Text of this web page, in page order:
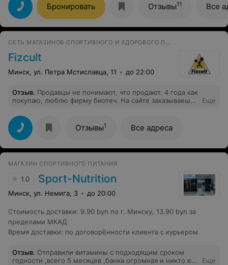
Бронировать Отзывы11 Все
Fizcult
Минск, ул. Петра Мстиславца, 11 до 22:00
Отзыв. Продавцы не понимают, что продают. 4 года как
покупаю, люблю фирму биотеч. На сайте заказываешь
неоднократно и деньги не возвращались, хотя я и папа
покупаем уже 4 год. На все вопросы отвечают, что мол
был другой человек. Я заказываю одно, продают папе
совсем другое. Этот бардак никогда не закончится
видимо. Продавцы не заинтересованы в постоянном
магазина, хотя заказ и был с сайта. Вчера опять
повторилась такая же ситуация. Покупаем на Козлова
14. Кошмарный магазин, кошмарные продавцы, не
знающие товара. Я заказала кю 10 биотеч 60 капсул на
2 месяца, папе продали олимп по цене магазина 30
Продавец сказал папе, что это одно и то же. Ну да, 2
месяца пить или 10 дней. Как можно доверять таким
продавцам? Я заказываю каждый месяц и каждый
забирает он.
Еще
Отзывы1 Все адреса
МАГАЗИН СПОРТИВНОГО ПИТАНИЯ
1.0 Sport-Nutrition
Минск, ул. Немига, 3 до 20:00
Стоимость доставки: 9.90 byn по г. Минску, 13.90 byn за
пределами МКАД
Время доставки: по договорённости клиента с курьером
Отзыв. Отправили витамины с подходящим сроком
годности ,всего 5 месяцев ,банка огромная и никто ее
Еще